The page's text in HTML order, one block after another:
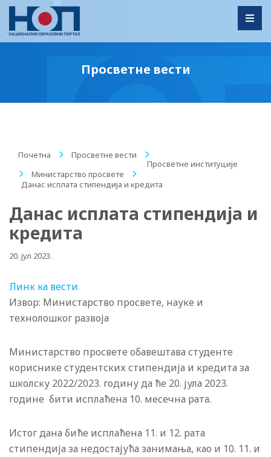
Просветне вести
Почетна / Просветне вести
/
Просветне институције
/
Министарство просвете
/
Данас исплата стипендија и кредита
Данас исплата стипендија и
кредита
20. јул 2023.
Линк ка вести
Извор: Министарство просвете, науке и
технолошког развоја
Министарство просвете обавештава студенте
кориснике студентских стипендија и кредита за
школску 2022/2023. годину да ће 20. јула 2023.
године бити исплаћена 10. месечна рата.
Истог дана биће исплаћена 11. и 12. рата
стипендија за недостајућа занимања, као и 10. 11. и